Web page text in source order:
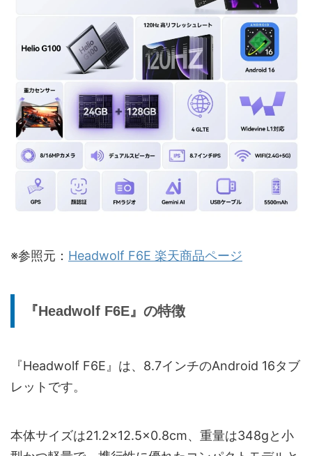
※参照元： Headwolf F6E 楽天商品ページ
『Headwolf F6E』の特徴
『Headwolf F6E』は、8.7インチのAndroid 16タブ
レットです。
本体サイズは21.2×12.5×0.8cm、重量は348gと小